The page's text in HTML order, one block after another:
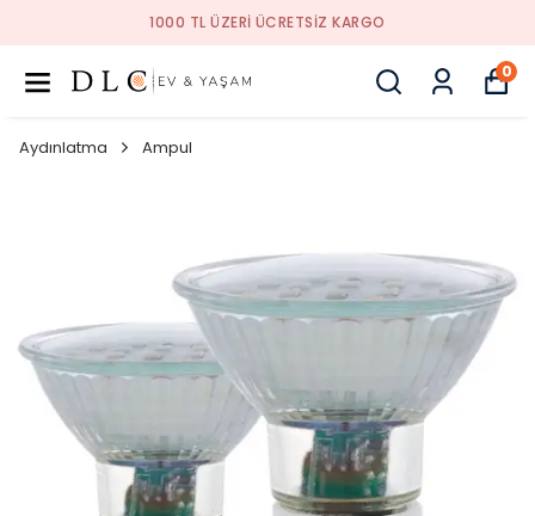
1000 TL ÜZERI ÜCRETSIZ KARGO
0
Aydınlatma Ampul